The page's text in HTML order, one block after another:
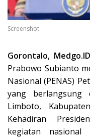
Screenshot
Gorontalo, Medgo.ID
Prabowo Subianto
Nasional (PENAS)
yang berlangsung
Limboto,
Kehadiran
kegiatan nasional